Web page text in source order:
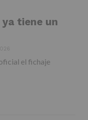
tiene un
el fichaje